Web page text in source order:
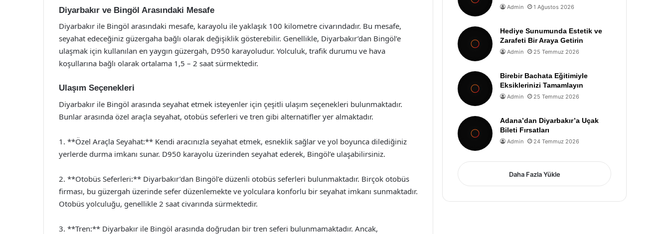
Diyarbakır ve Bingöl Arasındaki Mesafe
Diyarbakır ile Bingöl arasındaki mesafe, karayolu ile yaklaşık 100 kilometre civarındadır. Bu mesafe,
seyahat edeceğiniz güzergaha bağlı olarak değişiklik gösterebilir. Genellikle, Diyarbakır’dan Bingöl’e
ulaşmak için kullanılan en yaygın güzergah, D950 karayoludur. Yolculuk, trafik durumu ve hava
koşullarına bağlı olarak ortalama 1,5 – 2 saat sürmektedir.
Ulaşım Seçenekleri
Diyarbakır ile Bingöl arasında seyahat etmek isteyenler için çeşitli ulaşım seçenekleri bulunmaktadır.
Bunlar arasında özel araçla seyahat, otobüs seferleri ve tren gibi alternatifler yer almaktadır.
1. **Özel Araçla Seyahat:** Kendi aracınızla seyahat etmek, esneklik sağlar ve yol boyunca dilediğiniz
yerlerde durma imkanı sunar. D950 karayolu üzerinden seyahat ederek, Bingöl’e ulaşabilirsiniz.
2. **Otobüs Seferleri:** Diyarbakır’dan Bingöl’e düzenli otobüs seferleri bulunmaktadır. Birçok otobüs
firması, bu güzergah üzerinde sefer düzenlemekte ve yolculara konforlu bir seyahat imkanı sunmaktadır.
Otobüs yolculuğu, genellikle 2 saat civarında sürmektedir.
3. **Tren:** Diyarbakır ile Bingöl arasında doğrudan bir tren seferi bulunmamaktadır. Ancak,
Admin 1 Ağustos 2026
Hediye Sunumunda Estetik ve
Zarafeti Bir Araya Getirin
Admin 25 Temmuz 2026
Birebir Bachata Eğitimiyle
Eksiklerinizi Tamamlayın
Admin 25 Temmuz 2026
Adana’dan Diyarbakır’a Uçak
Bileti Fırsatları
Admin 24 Temmuz 2026
Daha Fazla Yükle